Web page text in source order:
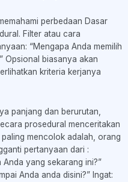
perbedaan Dasar
Filter atau cara
“Mengapa Anda memilih
Opsional biasanya akan
kriteria kerjanya
panjang dan berurutan,
prosedural menceritakan
mencolok adalah, orang
pertanyaan dari :
yang sekarang ini?”
Anda anda disini?” Ingat: